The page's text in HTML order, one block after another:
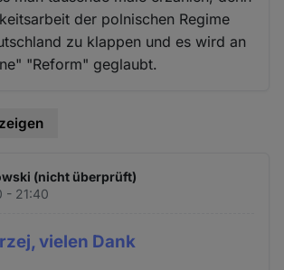
der polnischen Regime
zu klappen und es wird an
"Reform" geglaubt.
(nicht überprüft)
- 21:40
vielen Dank